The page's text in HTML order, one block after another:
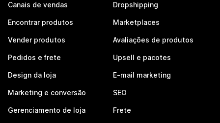
Canais de vendas
Encontrar produtos
Vender produtos
Pedidos e frete
Design da loja
Marketing e conversão
Gerenciamento de loja
Dropshipping
Marketplaces
Avaliações de produtos
Upsell e pacotes
E-mail marketing
SEO
Frete